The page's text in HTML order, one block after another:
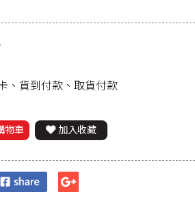
、貨到付款、取貨付款
物車 加入收藏